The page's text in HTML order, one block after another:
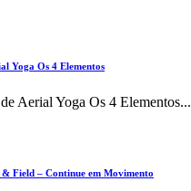
Yoga Os 4 Elementos
Aerial Yoga Os 4 Elementos...
Field – Continue em Movimento